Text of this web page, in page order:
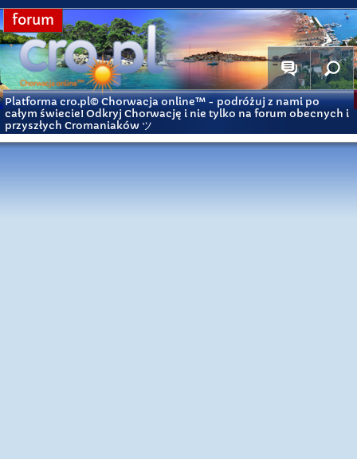
forum
Platforma cro.pl© Chorwacja online™ - podróżuj z nami po
całym świecie! Odkryj Chorwację i nie tylko na forum obecnych i
przyszłych Cromaniaków ツ